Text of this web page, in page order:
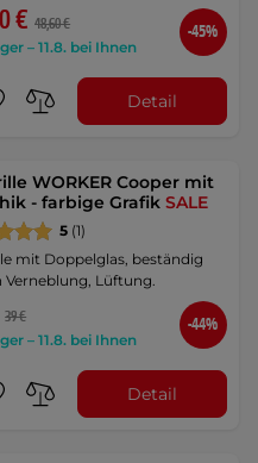
€ 48,60 €
– 11.8. bei Ihnen
-45%
Detail
WORKER Cooper mit
- farbige GrafikSALE
5 (1)
mit Doppelglas, beständig
Verneblung, Lüftung.
39 €
– 11.8. bei Ihnen
-44%
Detail